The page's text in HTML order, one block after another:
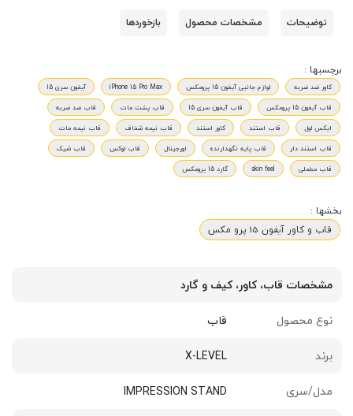
توضیحات مشخصات محصول بازخوردها
برچسبها :
کاور ضد ضربه لوازم جانبی آیفون 15 پرومکس iPhone 15 Pro Max
آیفون سری 15
قاب آیفون 15 پرومکس
قاب آیفون سری 15 قاب پشت مات
قاب ضد ضربه
ایکس لول
قاب استند کاور استند قاب نیمه شفاف
قاب نیمه مات
قاب استند دار
قاب پایه نگهدارنده اورجینال قاب لوکس
قاب شیک
قاب مخملی
skin feel گارد 15 پرومکس
بخشها :
قاب و کاور آیفون 15 پرو مکس
مشخصات قاب، کاور، کیف و گارد
نوع محصول
قاب
برند
X-LEVEL
مدل/سری
IMPRESSION STAND